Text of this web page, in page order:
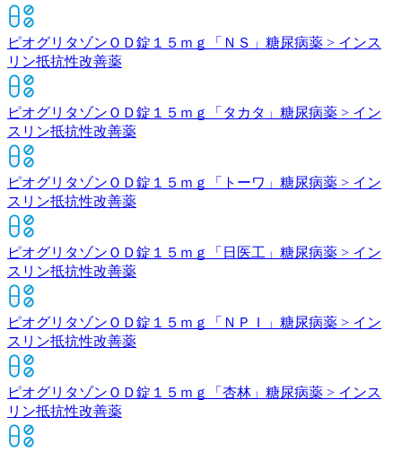
ピオグリタゾンＯＤ錠１５ｍｇ「ＮＳ」 糖尿病薬 > インス
リン抵抗性改善薬
ピオグリタゾンＯＤ錠１５ｍｇ「タカタ」 糖尿病薬 > イン
スリン抵抗性改善薬
ピオグリタゾンＯＤ錠１５ｍｇ「トーワ」 糖尿病薬 > イン
スリン抵抗性改善薬
ピオグリタゾンＯＤ錠１５ｍｇ「日医工」 糖尿病薬 > イン
スリン抵抗性改善薬
ピオグリタゾンＯＤ錠１５ｍｇ「ＮＰＩ」 糖尿病薬 > イン
スリン抵抗性改善薬
ピオグリタゾンＯＤ錠１５ｍｇ「杏林」 糖尿病薬 > インス
リン抵抗性改善薬